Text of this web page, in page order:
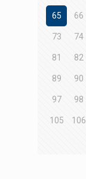
65 66
73 74
81 82
89 90
97 98
105 106